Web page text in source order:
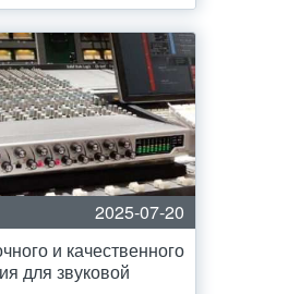
2025-07-20
и качественного
для звуковой